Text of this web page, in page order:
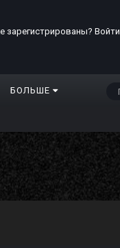
зарегистрированы? Войти
БОЛЬШЕ